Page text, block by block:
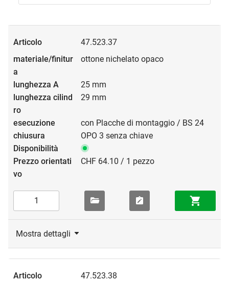
47.523.37
ottone nichelato opaco
25 mm
29 mm
con Placche di montaggio / BS 24
OPO 3 senza chiave
CHF 64.10 / 1 pezzo
Mostra dettagli
47.523.38